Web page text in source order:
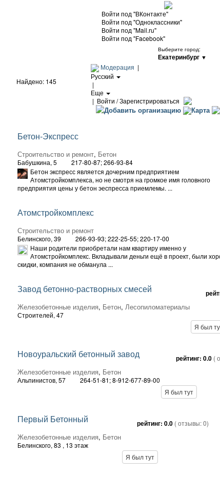
Войти под "ВКонтакте"
Войти под "Одноклассники"
Войти под "Mail.ru"
Войти под "Facebook"
Выберите город:
Екатеринбург ▼
Модерация |
Русский
|
Еще
| Войти / Зарегистрироваться
Добавить организацию Карта
Найдено: 145
Бетон-Экспресс
Строительство и ремонт, Бетон
Бабушкина, 5 217-80-87; 266-93-84
Бетон экспресс является дочерним предприятием
Атомстройкомплекса, но не смотря на громкое имя головного
предприятия цены у бетон эеспресса приемлемы. ...
Атомстройкомплекс
Строительство и ремонт
Белинского, 39 266-93-93; 222-25-55; 220-17-00
Наши родители приобретали нам квартиру именно у
Атомстройкомплекс. Вкладывали деньги ещё в проект, были
скидки, компания не обманула ...
Завод бетонно-растворных смесей
Железобетонные изделия, Бетон, Лесопиломатериалы
Строителей, 47
Я был
Новоуральский бетонный завод
Железобетонные изделия, Бетон
Альпинистов, 57 264-51-81; 8-912-677-89-00
рейтинг: 0.0 (
Я был тут
Первый Бетонный
Железобетонные изделия, Бетон
Белинского, 83 , 13 этаж
рейтинг: 0.0 ( отзывы:0)
Я был тут